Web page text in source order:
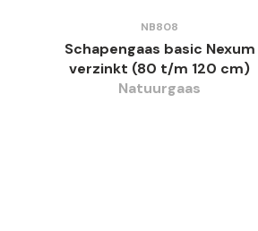
NB808
Schapengaas basic Nexum
verzinkt (80 t/m 120 cm)
Natuurgaas